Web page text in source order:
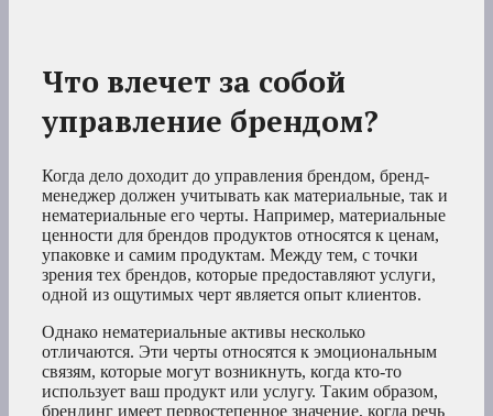
Что влечет за собой
управление брендом?
Когда дело доходит до управления брендом, бренд-
менеджер должен учитывать как материальные, так и
нематериальные его черты. Например, материальные
ценности для брендов продуктов относятся к ценам,
упаковке и самим продуктам. Между тем, с точки
зрения тех брендов, которые предоставляют услуги,
одной из ощутимых черт является опыт клиентов.
Однако нематериальные активы несколько
отличаются. Эти черты относятся к эмоциональным
связям, которые могут возникнуть, когда кто-то
использует ваш продукт или услугу. Таким образом,
брендинг имеет первостепенное значение, когда речь